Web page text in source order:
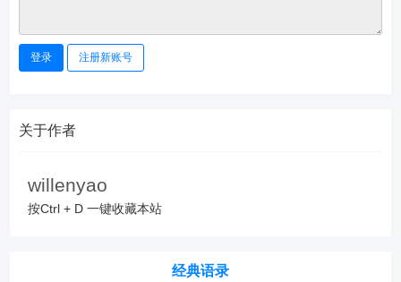
登录 注册新账号
关于作者
willenyao
按Ctrl + D 一键收藏本站
经典语录